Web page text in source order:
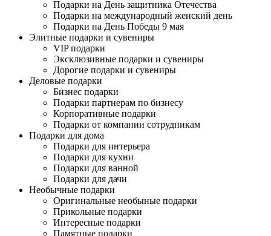
Подарки на День защитника Отечества
Подарки на международный женский день
Подарки на День Победы 9 мая
Элитные подарки и сувениры
VIP подарки
Эксклюзивные подарки и сувениры
Дорогие подарки и сувениры
Деловые подарки
Бизнес подарки
Подарки партнерам по бизнесу
Корпоративные подарки
Подарки от компании сотрудникам
Подарки для дома
Подарки для интерьера
Подарки для кухни
Подарки для ванной
Подарки для дачи
Необычные подарки
Оригинальные необыные подарки
Прикольные подарки
Интересные подарки
Памятные подарки